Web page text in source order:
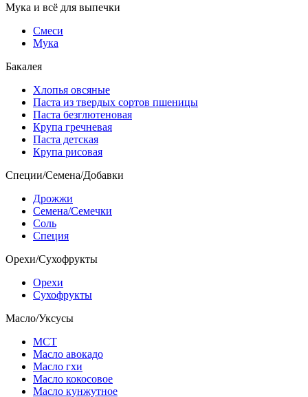
Мука и всё для выпечки
Смеси
Мука
Бакалея
Хлопья овсяные
Паста из твердых сортов пшеницы
Паста безглютеновая
Крупа гречневая
Паста детская
Крупа рисовая
Специи/Семена/Добавки
Дрожжи
Семена/Семечки
Соль
Специя
Орехи/Сухофрукты
Орехи
Сухофрукты
Масло/Уксусы
МСТ
Масло авокадо
Масло гхи
Масло кокосовое
Масло кунжутное